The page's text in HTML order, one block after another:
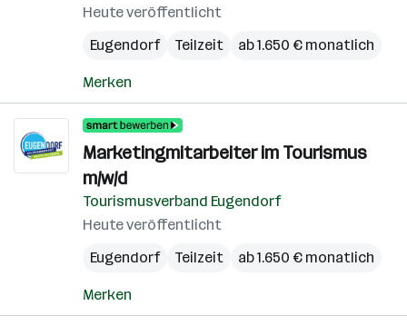
Heute veröffentlicht
Eugendorf
Teilzeit ab 1.650 € monatlich
Merken
Marketingmitarbeiter im Tourismus
m/w/d
Tourismusverband Eugendorf
Heute veröffentlicht
Eugendorf
Teilzeit ab 1.650 € monatlich
Merken